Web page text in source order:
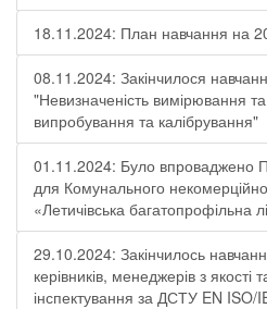
18.11.2024: План навчання на
08.11.2024: Закінчилося
"Невизначеність вимірювання
випробування та калібрування"
01.11.2024: Було впроваджено
для Комунального
«Летичівська багатопрофільна
29.10.2024: Закінчилось
керівників, менеджерів з якості
інспектування за ДСТУ EN ISO/